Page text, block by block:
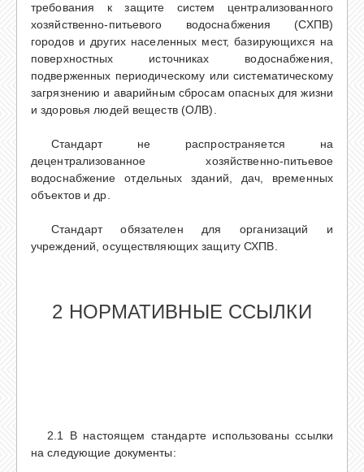
требования к защите систем централизованного
хозяйственно-питьевого водоснабжения (СХПВ)
городов и других населенных мест, базирующихся на
поверхностных источниках водоснабжения,
подверженных периодическому или систематическому
загрязнению и аварийным сбросам опасных для жизни
и здоровья людей веществ (ОЛВ).
Стандарт не распространяется на
децентрализованное хозяйственно-питьевое
водоснабжение отдельных зданий, дач, временных
объектов и др.
Стандарт обязателен для организаций и
учреждений, осуществляющих защиту СХПВ.
2 НОРМАТИВНЫЕ ССЫЛКИ
2.1 В настоящем стандарте использованы ссылки
на следующие документы: